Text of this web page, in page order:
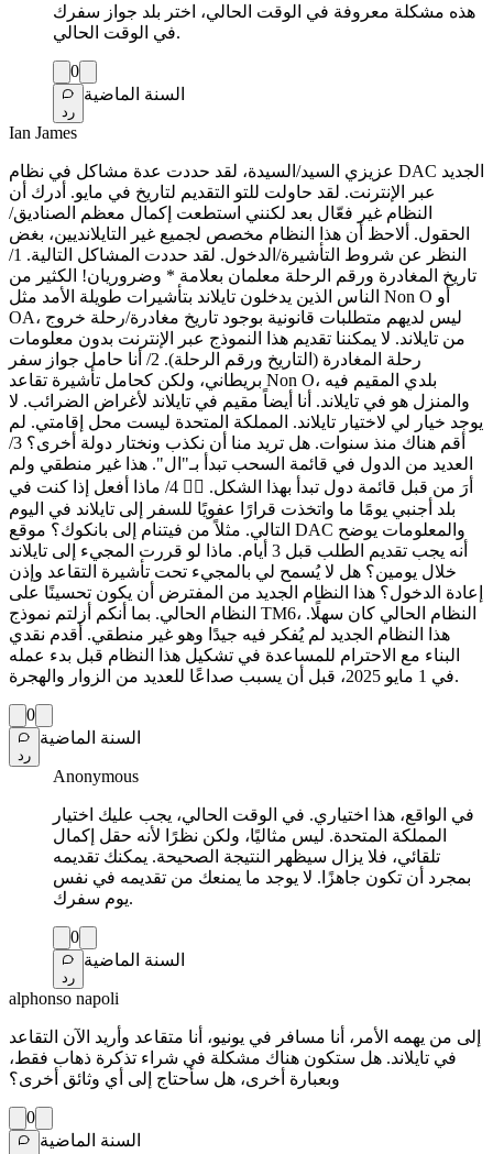
هذه مشكلة معروفة في الوقت الحالي، اختر بلد جواز سفرك
في الوقت الحالي.
0
رد
السنة الماضية
Ian James
عزيزي السيد/السيدة، لقد حددت عدة مشاكل في نظام DAC الجديد
عبر الإنترنت. لقد حاولت للتو التقديم لتاريخ في مايو. أدرك أن
النظام غير فعّال بعد لكنني استطعت إكمال معظم الصناديق/
الحقول. ألاحظ أن هذا النظام مخصص لجميع غير التايلانديين، بغض
النظر عن شروط التأشيرة/الدخول. لقد حددت المشاكل التالية. 1/
تاريخ المغادرة ورقم الرحلة معلمان بعلامة * وضروريان! الكثير من
الناس الذين يدخلون تايلاند بتأشيرات طويلة الأمد مثل Non O أو
OA، ليس لديهم متطلبات قانونية بوجود تاريخ مغادرة/رحلة خروج
من تايلاند. لا يمكننا تقديم هذا النموذج عبر الإنترنت بدون معلومات
رحلة المغادرة (التاريخ ورقم الرحلة). 2/ أنا حامل جواز سفر
بريطاني، ولكن كحامل تأشيرة تقاعد Non O، بلدي المقيم فيه
والمنزل هو في تايلاند. أنا أيضاً مقيم في تايلاند لأغراض الضرائب. لا
يوجد خيار لي لاختيار تايلاند. المملكة المتحدة ليست محل إقامتي. لم
أقم هناك منذ سنوات. هل تريد منا أن نكذب ونختار دولة أخرى؟ 3/
العديد من الدول في قائمة السحب تبدأ بـ"ال". هذا غير منطقي ولم
أرَ من قبل قائمة دول تبدأ بهذا الشكل. 🤷‍♂️ 4/ ماذا أفعل إذا كنت في
بلد أجنبي يومًا ما واتخذت قرارًا عفويًا للسفر إلى تايلاند في اليوم
التالي. مثلاً من فيتنام إلى بانكوك؟ موقع DAC والمعلومات يوضح
أنه يجب تقديم الطلب قبل 3 أيام. ماذا لو قررت المجيء إلى تايلاند
خلال يومين؟ هل لا يُسمح لي بالمجيء تحت تأشيرة التقاعد وإذن
إعادة الدخول؟ هذا النظام الجديد من المفترض أن يكون تحسينًا على
النظام الحالي. بما أنكم أزلتم نموذج TM6، النظام الحالي كان سهلًا.
هذا النظام الجديد لم يُفكر فيه جيدًا وهو غير منطقي. أقدم نقدي
البناء مع الاحترام للمساعدة في تشكيل هذا النظام قبل بدء عمله
في 1 مايو 2025، قبل أن يسبب صداعًا للعديد من الزوار والهجرة.
0
رد
السنة الماضية
Anonymous
في الواقع، هذا اختياري. في الوقت الحالي، يجب عليك اختيار
المملكة المتحدة. ليس مثاليًا، ولكن نظرًا لأنه حقل إكمال
تلقائي، فلا يزال سيظهر النتيجة الصحيحة. يمكنك تقديمه
بمجرد أن تكون جاهزًا. لا يوجد ما يمنعك من تقديمه في نفس
يوم سفرك.
0
رد
السنة الماضية
alphonso napoli
إلى من يهمه الأمر، أنا مسافر في يونيو، أنا متقاعد وأريد الآن التقاعد
في تايلاند. هل ستكون هناك مشكلة في شراء تذكرة ذهاب فقط،
وبعبارة أخرى، هل سأحتاج إلى أي وثائق أخرى؟
0
السنة الماضية